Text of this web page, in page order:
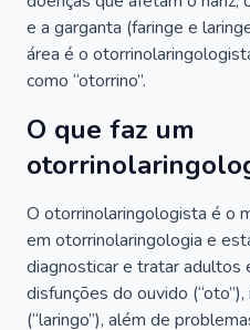
e a garganta (faringe e
área é o
como “otorrino”.
O que faz um
O otorrinolaringologista é o
em otorrinolaringologia e
diagnosticar e tratar adultos
disfunções do ouvido (“oto”),
(“laringo”), além de